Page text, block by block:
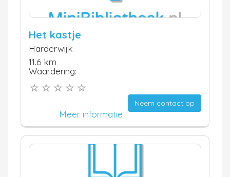
Het kastje
Harderwijk
11.6 km
Waardering:
Neem contact op
Meer informatie